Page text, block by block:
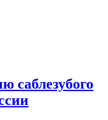
саблезубого